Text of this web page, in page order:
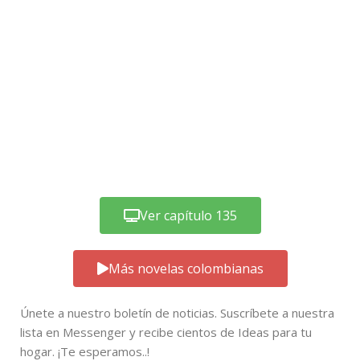
Ver capítulo 135
Más novelas colombianas
Únete a nuestro boletín de noticias. Suscríbete a nuestra
lista en Messenger y recibe cientos de Ideas para tu
hogar. ¡Te esperamos..!